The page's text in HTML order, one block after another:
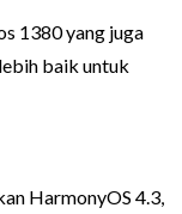
1380 yang juga
baik untuk
HarmonyOS 4.3,